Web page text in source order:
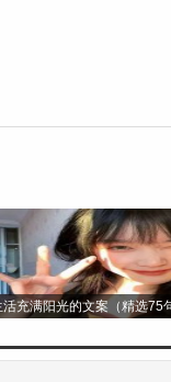
航，成功在未来靠
命运给予我们改
三的画卷上绘出
退;高三的奋斗
拼搏;用写满字迹
活充满阳光的文案（精选75